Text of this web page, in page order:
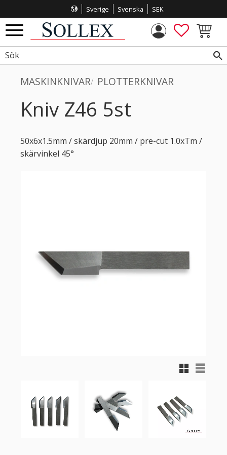
Meny
Sverige Svenska SEK
FAVORITER
MASKINKNIVAR PLOTTERKNIVAR
Kniv Z46 5st
50x6x1.5mm / skärdjup 20mm / pre-cut 1.0xTm /
skärvinkel 45°
Rutnätsvy
Listvy